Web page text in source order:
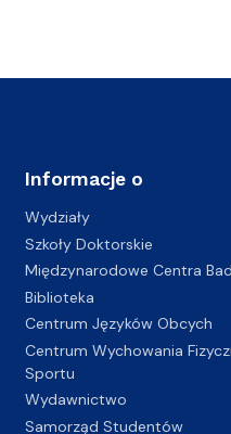
Informacje o
Wydziały
Szkoły Doktorskie
Międzynarodowe Centra
Biblioteka
Centrum Języków Obcych
Centrum Wychowania
Sportu
Wydawnictwo
Samorząd Studentów